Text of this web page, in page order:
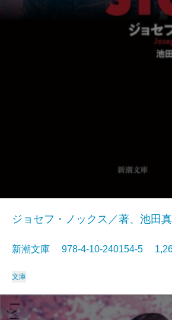
ジョセフ・ノックス／著、池田
新潮文庫 978-4-10-240154-5
文庫